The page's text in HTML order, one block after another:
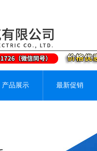
产品展示 最新促销